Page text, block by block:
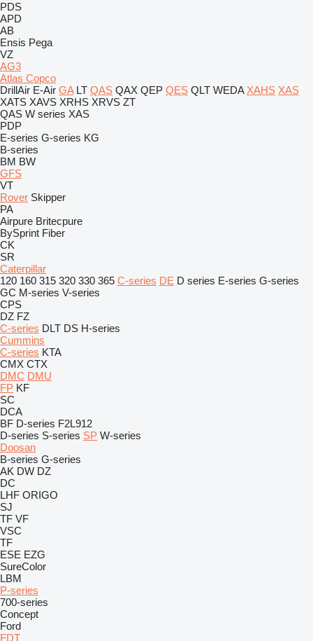
PDS
APD
AB
Ensis Pega
VZ
AG3
Atlas Copco
DrillAir E-Air GA LT QAS QAX QEP QES QLT WEDA XAHS XAS
XATS XAVS XRHS XRVS ZT
QAS W series XAS
PDP
E-series G-series KG
B-series
BM BW
GFS
VT
Rover Skipper
PA
Airpure Britecpure
BySprint Fiber
CK
SR
Caterpillar
120 160 315 320 330 365 C-series DE D series E-series G-series
GC M-series V-series
CPS
DZ FZ
C-series DLT DS H-series
Cummins
C-series KTA
CMX CTX
DMC DMU
FP KF
SC
DCA
BF D-series F2L912
D-series S-series SP W-series
Doosan
B-series G-series
AK DW DZ
DC
LHF ORIGO
SJ
TF VF
VSC
TF
ESE EZG
SureColor
LBM
P-series
700-series
Concept
Ford
FDT